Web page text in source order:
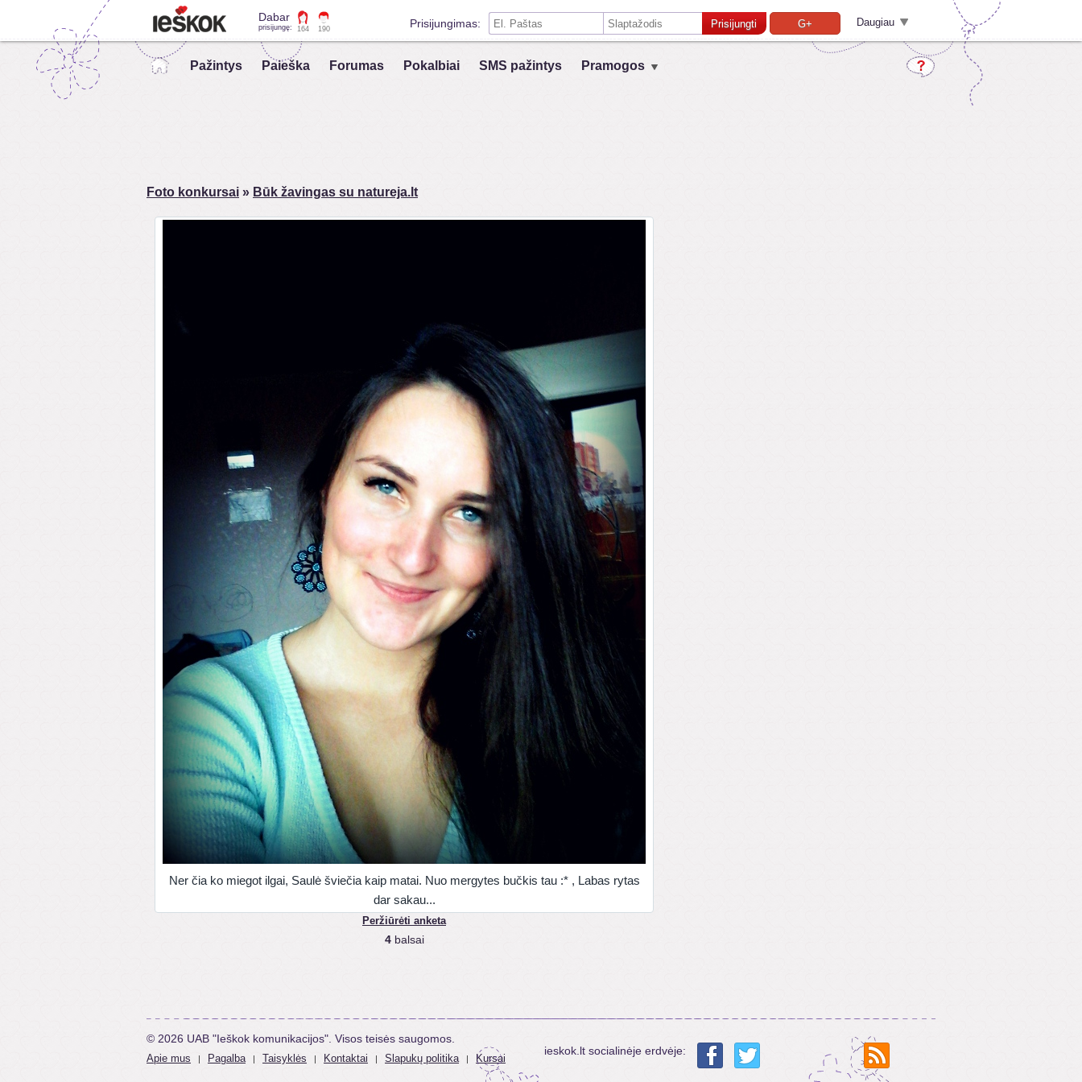
Dabar
prisijungę: 164 190 Prisijungimas: Prisijungti G+
Prisiminti mane šiame kompiuteryje
Daugiau
Pažintys Paieška Forumas Pokalbiai SMS pažintys Pramogos
Foto konkursai » Būk žavingas su natureja.lt
Ner čia ko miegot ilgai, Saulė šviečia kaip matai. Nuo mergytes bučkis tau :* , Labas rytas
dar sakau...
Peržiūrėti anketa
4balsai
© 2026 UAB "Ieškok komunikacijos". Visos teisės saugomos.
Apie mus | Pagalba | Taisyklės | Kontaktai | Slapukų politika | Kursai
ieskok.lt socialinėje erdvėje: